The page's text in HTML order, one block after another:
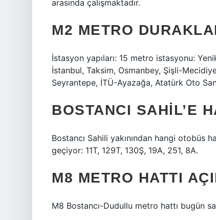
arasında çalışmaktadır.
M2 METRO
İstasyon yapıları: 15 metro istasyonu:
İstanbul, Taksim, Osmanbey, Şişli-
Seyrantepe, İTÜ-Ayazağa, Atatürk Oto
BOSTANCI SAHIL’E
Bostancı Sahili yakınından hangi otobüs
geçiyor: 11T, 129T, 130Ş, 19A, 251, 8A.
M8 METRO HATTI
M8 Bostancı-Dudullu metro hattı bugün